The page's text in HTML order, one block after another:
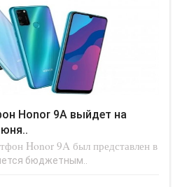
Honor 9A был представлен в
бюджетным..